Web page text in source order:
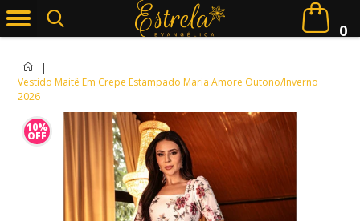
0
|
Vestido Maitê Em Crepe Estampado Maria Amore Outono/Inverno
2026
10%
OFF